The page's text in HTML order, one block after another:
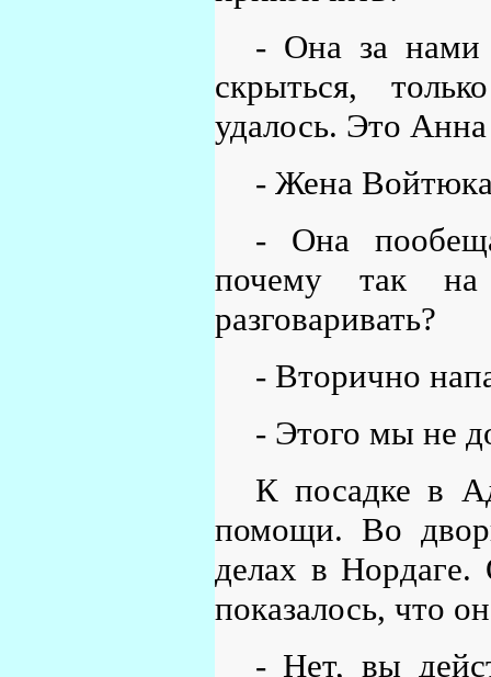
- Она за нами
скрыться,
удалось. Это
- Жена
- Она
почему так
разговаривать?
- Вторично
- Этого мы не
К посадке в
помощи. Во
делах в
показалось, что
- Нет, вы